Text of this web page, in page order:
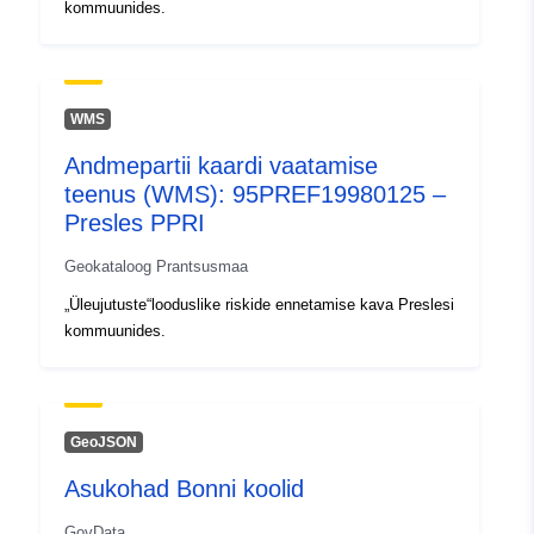
kommuunides.
WMS
Andmepartii kaardi vaatamise
teenus (WMS): 95PREF19980125 –
Presles PPRI
Geokataloog Prantsusmaa
„Üleujutuste“looduslike riskide ennetamise kava Preslesi
kommuunides.
GeoJSON
Asukohad Bonni koolid